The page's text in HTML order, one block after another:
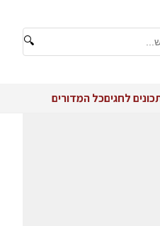
🔍
לחגיםכל המדורים